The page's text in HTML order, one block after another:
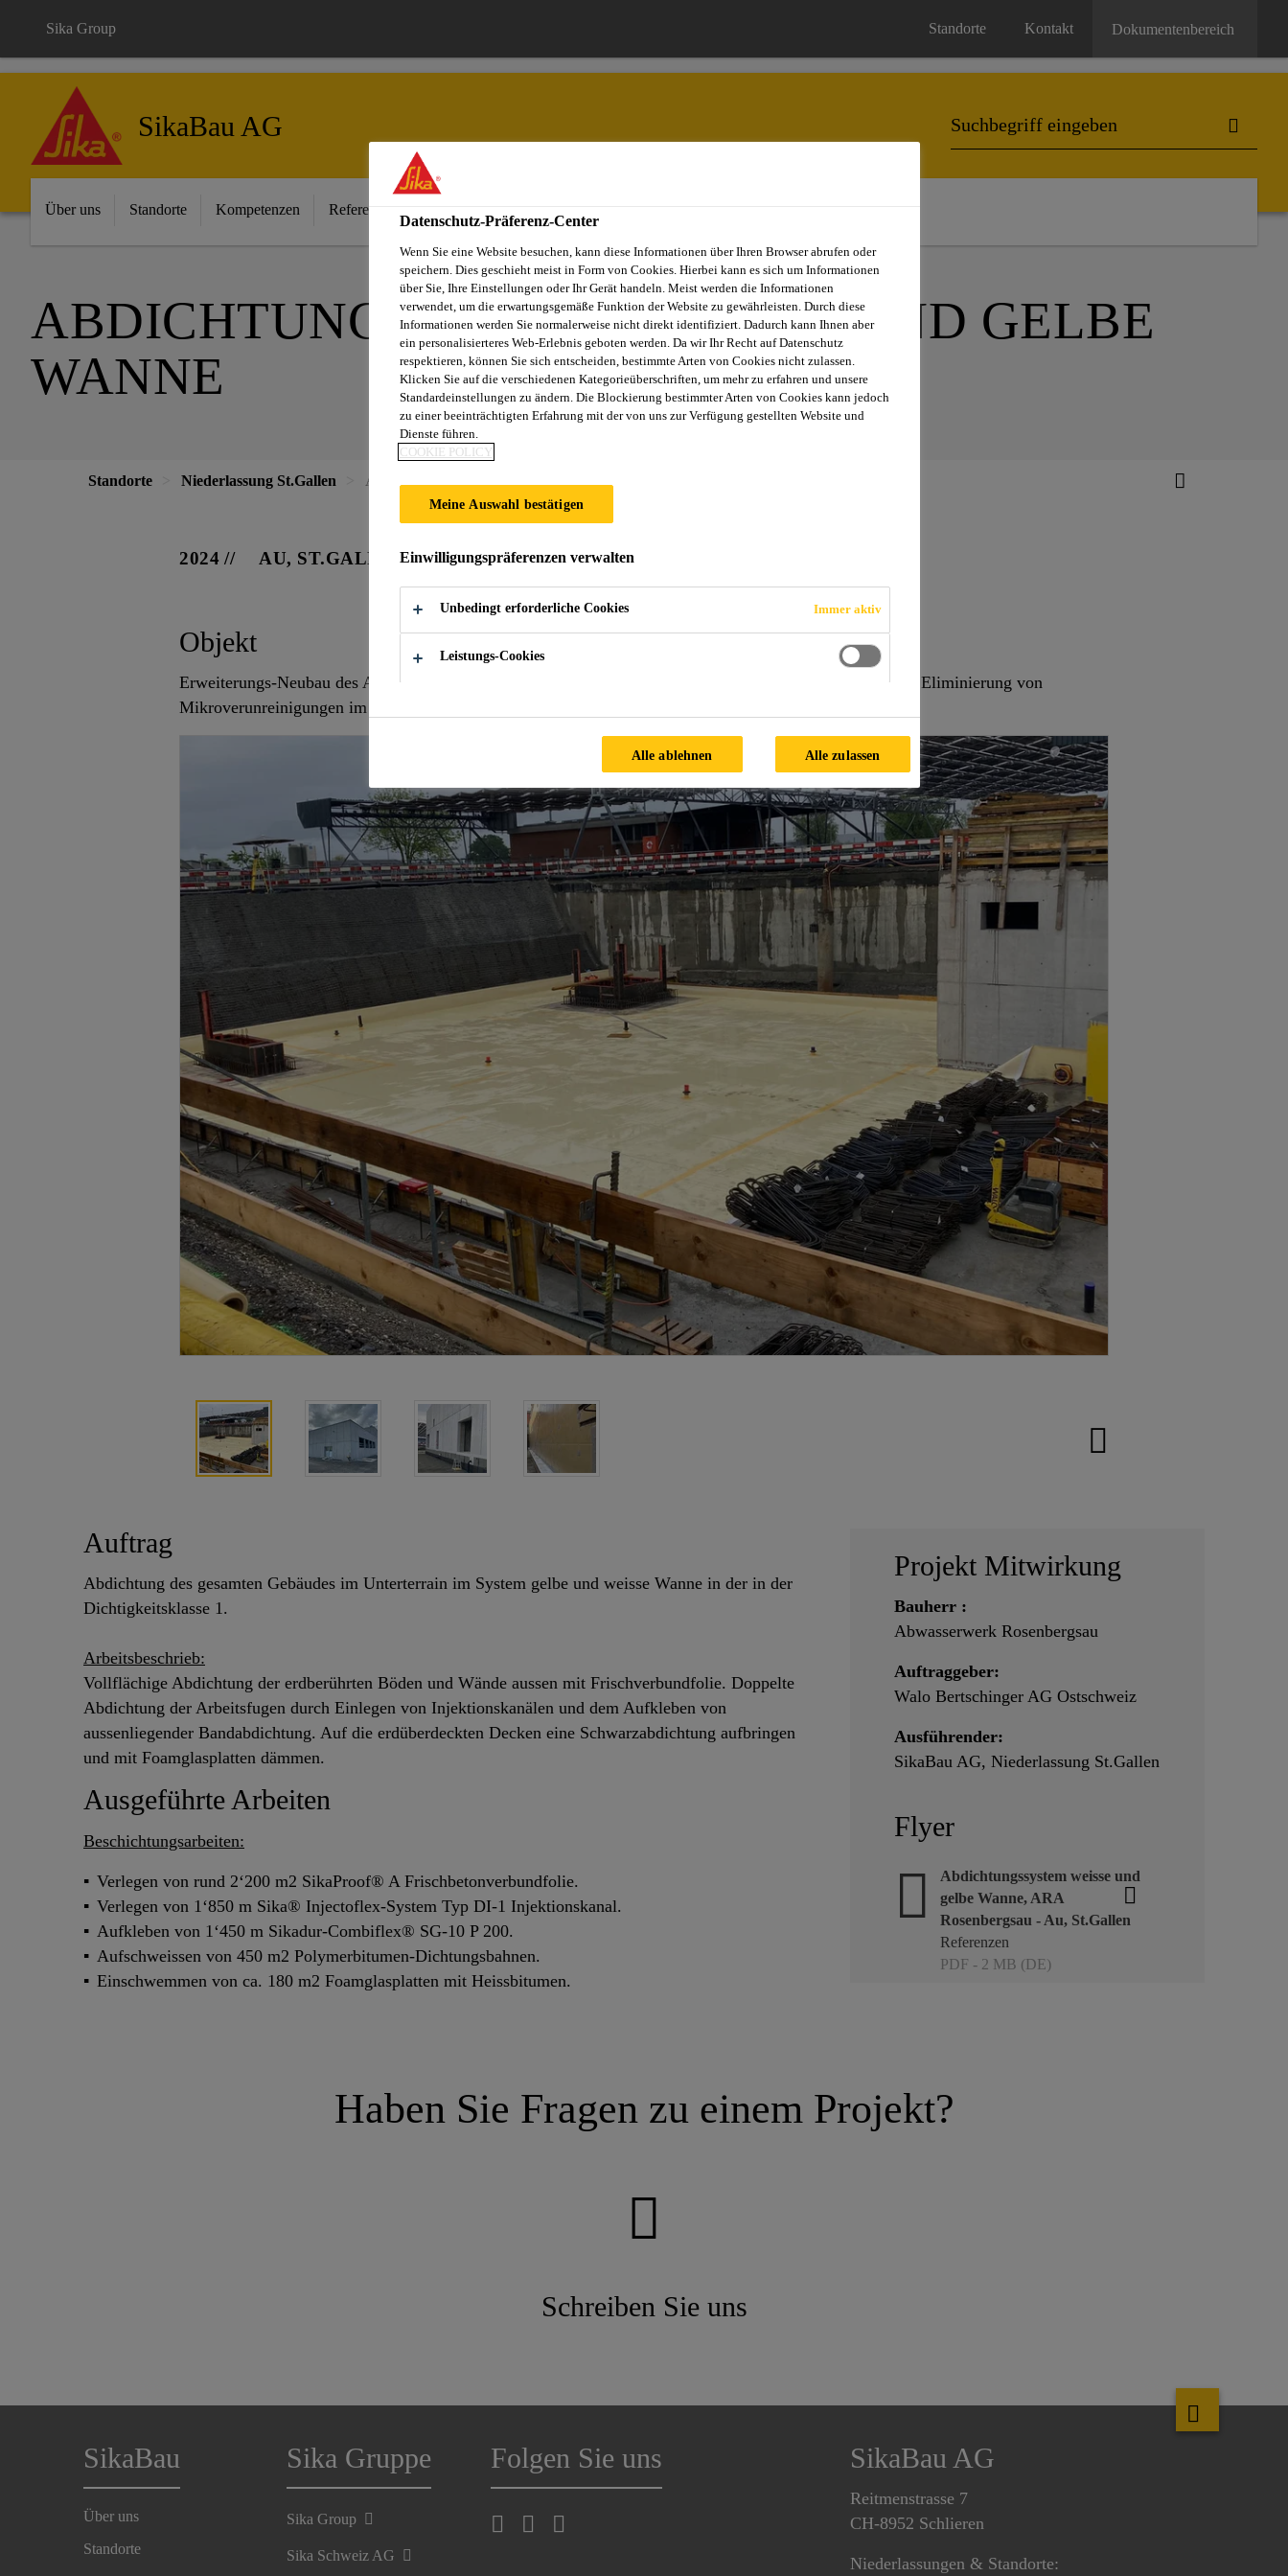
Sika Group Standorte Kontakt Dokumentenbereich
SikaBau AG
Über uns Standorte Kompetenzen Referenzen
ABDICHTUNGSSYSTEM WEISSE UND GELBE
WANNE
Standorte Niederlassung St.Gallen Abdichtungssystem weisse und gelbe Wanne
2024 AU, ST.GALLEN
Objekt
Erweiterungs-Neubau des Abwasserwerks Rosenbergsau. Dieser dient als zusätzliche Reinigungsstufe zur Eliminierung von
Mikroverunreinigungen im Wasser.
Auftrag
Abdichtung des gesamten Gebäudes im Unterterrain im System gelbe und weisse Wanne in der in der
Dichtigkeitsklasse 1.
Arbeitsbeschrieb:
Vollflächige Abdichtung der erdberührten Böden und Wände aussen mit Frischverbundfolie. Doppelte
Abdichtung der Arbeitsfugen durch Einlegen von Injektionskanälen und dem Aufkleben von
aussenliegender Bandabdichtung. Auf die erdüberdeckten Decken eine Schwarzabdichtung aufbringen
und mit Foamglasplatten dämmen.
Ausgeführte Arbeiten
Beschichtungsarbeiten:
Verlegen von rund 2‘200 m2 SikaProof® A Frischbetonverbundfolie.
Verlegen von 1‘850 m Sika® Injectoflex-System Typ DI-1 Injektionskanal.
Aufkleben von 1‘450 m Sikadur-Combiflex® SG-10 P 200.
Aufschweissen von 450 m2 Polymerbitumen-Dichtungsbahnen.
Einschwemmen von ca. 180 m2 Foamglasplatten mit Heissbitumen.
Projekt Mitwirkung
Bauherr :
Abwasserwerk Rosenbergsau
Auftraggeber:
Walo Bertschinger AG Ostschweiz
Ausführender:
SikaBau AG, Niederlassung St.Gallen
Flyer
Abdichtungssystem weisse und
gelbe Wanne, ARA
Rosenbergsau - Au, St.Gallen
Referenzen
PDF - 2 MB (DE)
Haben Sie Fragen zu einem Projekt?
Schreiben Sie uns
SikaBau
Über uns
Standorte
Sika Gruppe
Sika Group
Sika Schweiz AG
Folgen Sie uns SikaBau AG
Reitmenstrasse 7
CH-8952 Schlieren
Niederlassungen & Standorte:
Datenschutz-Präferenz-Center
Wenn Sie eine Website besuchen, kann diese Informationen über Ihren Browser abrufen oder
speichern. Dies geschieht meist in Form von Cookies. Hierbei kann es sich um Informationen
über Sie, Ihre Einstellungen oder Ihr Gerät handeln. Meist werden die Informationen
verwendet, um die erwartungsgemäße Funktion der Website zu gewährleisten. Durch diese
Informationen werden Sie normalerweise nicht direkt identifiziert. Dadurch kann Ihnen aber
ein personalisierteres Web-Erlebnis geboten werden. Da wir Ihr Recht auf Datenschutz
respektieren, können Sie sich entscheiden, bestimmte Arten von Cookies nicht zulassen.
Klicken Sie auf die verschiedenen Kategorieüberschriften, um mehr zu erfahren und unsere
Standardeinstellungen zu ändern. Die Blockierung bestimmter Arten von Cookies kann jedoch
zu einer beeinträchtigten Erfahrung mit der von uns zur Verfügung gestellten Website und
Dienste führen.
COOKIE POLICY
Meine Auswahl bestätigen
Einwilligungspräferenzen verwalten
Unbedingt erforderliche Cookies Immer aktiv
Leistungs-Cookies
Alle ablehnen Alle zulassen